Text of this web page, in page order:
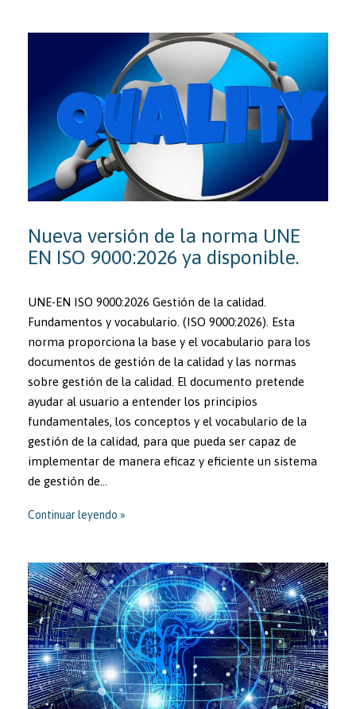
Nueva versión de la norma UNE
EN ISO 9000:2026 ya disponible.
UNE-EN ISO 9000:2026 Gestión de la calidad.
Fundamentos y vocabulario. (ISO 9000:2026). Esta
norma proporciona la base y el vocabulario para los
documentos de gestión de la calidad y las normas
sobre gestión de la calidad. El documento pretende
ayudar al usuario a entender los principios
fundamentales, los conceptos y el vocabulario de la
gestión de la calidad, para que pueda ser capaz de
implementar de manera eficaz y eficiente un sistema
de gestión de…
Continuar leyendo